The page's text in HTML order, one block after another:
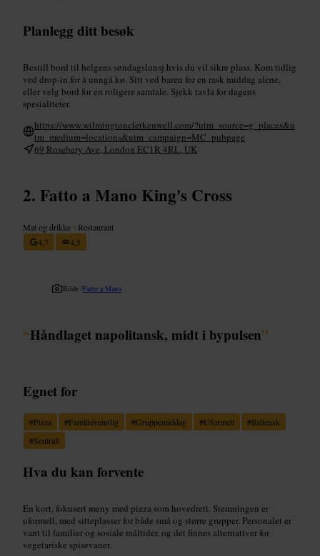
Planlegg ditt besøk
Bestill bord til helgens søndagslunsj hvis du vil sikre plass. Kom tidlig
ved drop-in for å unngå kø. Sitt ved baren for en rask middag alene,
eller velg bord for en roligere samtale. Sjekk tavla for dagens
spesialiteter.
https://www.wilmingtonclerkenwell.com/?utm_source=g_places&u
tm_medium=locations&utm_campaign=MC_pubpage
69 Rosebery Ave, London EC1R 4RL, UK
Fatto a Mano King's Cross
Mat og drikke • Restaurant
4,7
4,5
Bilde /Fatto a Mano
“Håndlaget napolitansk, midt i bypulsen”
Egnet for
#Pizza #Familievennlig #Gruppemiddag #Uformelt #Italiensk
#Sentralt
Hva du kan forvente
En kort, fokusert meny med pizza som hovedrett. Stemningen er
uformell, med sitteplasser for både små og større grupper. Personalet er
vant til familier og sosiale måltider, og det finnes alternativer for
vegetariske spisevaner.